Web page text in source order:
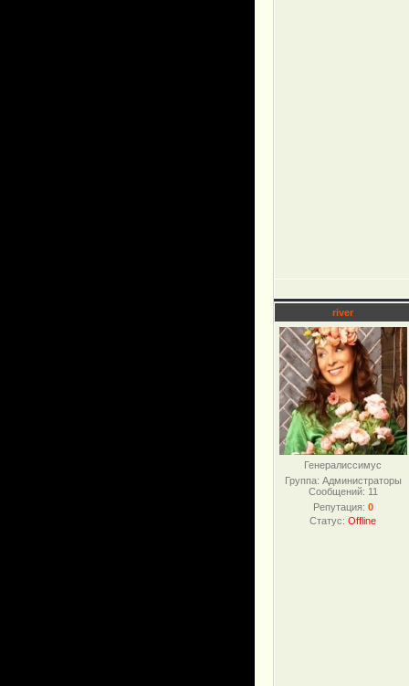
river
Генералиссимус
Группа: Администраторы
Сообщений: 11
Репутация: 0
Статус:Offline